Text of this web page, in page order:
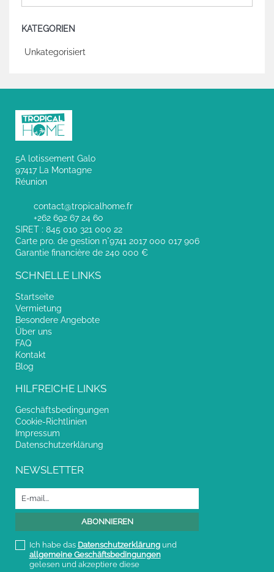
KATEGORIEN
Unkategorisiert
5A lotissement Galo
97417 La Montagne
Réunion
contact@tropicalhome.fr
+262 692 67 24 60
SIRET : 845 010 321 000 22
Carte pro. de gestion n°9741 2017 000 017 906
Garantie financière de 240 000 €
SCHNELLE LINKS
Startseite
Vermietung
Besondere Angebote
Über uns
FAQ
Kontakt
Blog
HILFREICHE LINKS
Geschäftsbedingungen
Cookie-Richtlinien
Impressum
Datenschutzerklärung
NEWSLETTER
Ich habe das Datenschutzerklärungund
allgemeine Geschäftsbedingungen
gelesen und akzeptiere diese